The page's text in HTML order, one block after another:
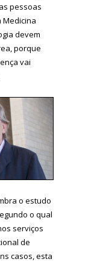
pessoas
Medicina
devem
porque
vai
o estudo
o qual
serviços
de
casos, esta